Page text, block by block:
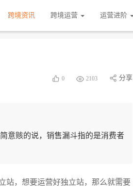
跨境资讯 跨境运营 运营进阶
0 2103 分享
意赅的说，销售漏斗指的是消费者
站，想要运营好独立站，那么就需要